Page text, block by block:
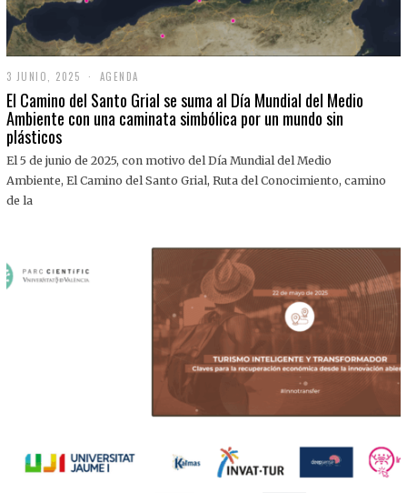
3 JUNIO, 2025
J
U
N
,
0
AGENDA
El Camino del Santo Grial se suma al Día Mundial del Medio
Ambiente con una caminata simbólica por un mundo sin
plásticos
El 5 de junio de 2025, con motivo del Día Mundial del Medio
Ambiente, El Camino del Santo Grial, Ruta del Conocimiento, camino
de la